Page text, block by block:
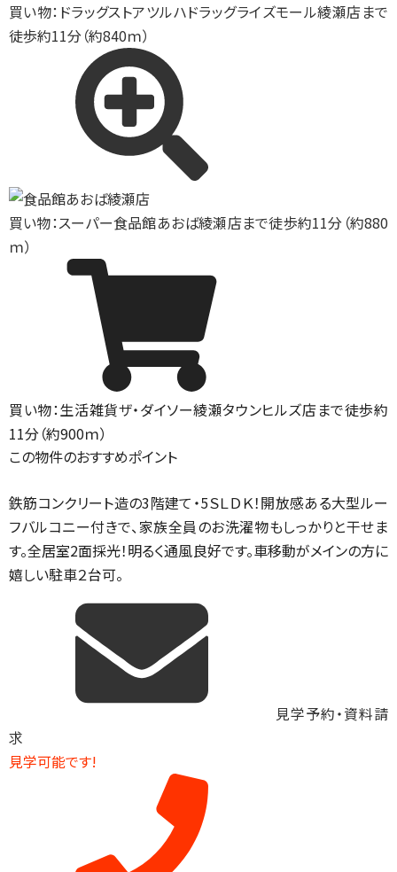
買い物：ドラッグストアツルハドラッグライズモール綾瀬店まで
徒歩約11分（約840ｍ）
買い物：スーパー食品館あおば綾瀬店まで徒歩約11分（約880
ｍ）
買い物：生活雑貨ザ・ダイソー綾瀬タウンヒルズ店まで徒歩約
11分（約900ｍ）
この物件のおすすめポイント
鉄筋コンクリート造の3階建て・5ＳＬＤＫ！開放感ある大型ルー
フバルコニー付きで、家族全員のお洗濯物もしっかりと干せま
す。全居室2面採光！明るく通風良好です。車移動がメインの方に
嬉しい駐車２台可。
見学予約・資料請
求
見学可能です!